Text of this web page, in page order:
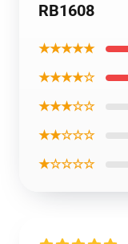
RB1608
★★★★★
★★★★☆
★★★☆☆
★★☆☆☆
★☆☆☆☆